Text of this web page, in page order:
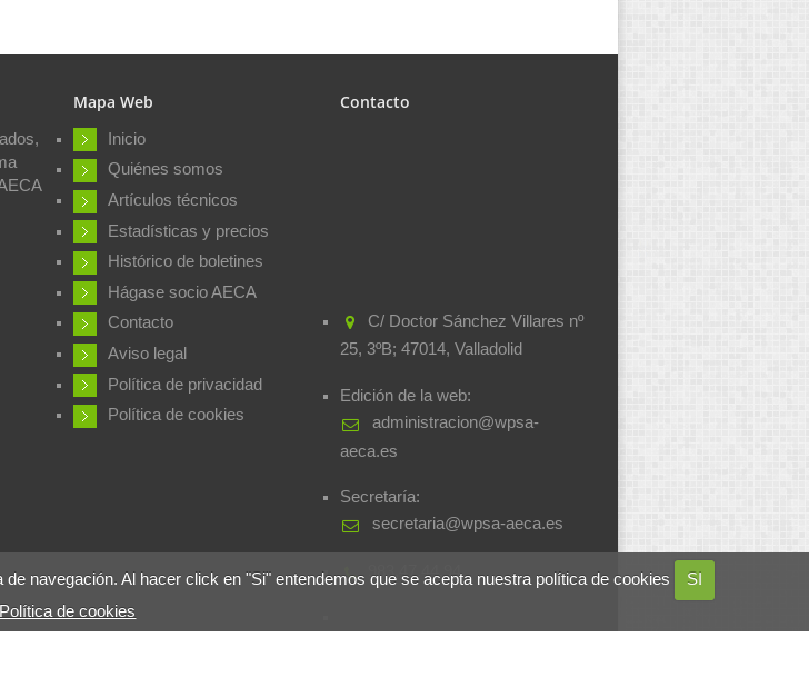
navegación. Al hacer click en "Si" entendemos que se acepta nuestra política de cookies
SI
Política de cookies
Mapa Web
Inicio
Quiénes somos
Artículos técnicos
Estadísticas y precios
Histórico de boletines
Hágase socio AECA
Contacto
Aviso legal
Política de privacidad
Política de cookies
Contacto
C/ Doctor Sánchez Villares nº
25, 3ºB; 47014, Valladolid
Edición de la web:
administracion@wpsa-
aeca.es
Secretaría:
secretaria@wpsa-aeca.es
983.47.44.94